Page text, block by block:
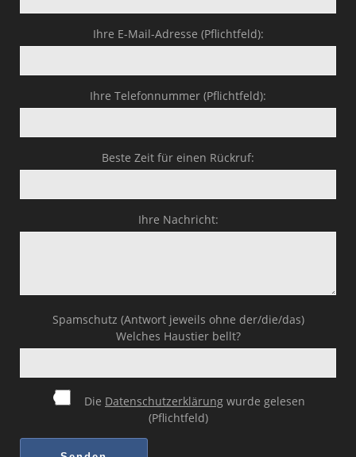
Ihre E-Mail-Adresse (Pflichtfeld):
Ihre Telefonnummer (Pflichtfeld):
Beste Zeit für einen Rückruf:
Ihre Nachricht:
Spamschutz (Antwort jeweils ohne der/die/das)
Welches Haustier bellt?
Die Datenschutzerklärung wurde gelesen
(Pflichtfeld)